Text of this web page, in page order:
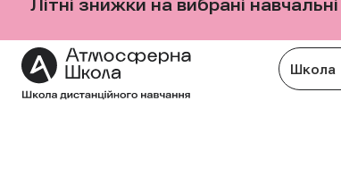
Літні знижки на вибрані
Школа